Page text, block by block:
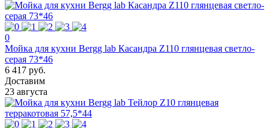
0
Мойка для кухни Bergg lab Касандра Z110 глянцевая светло-
серая 73*46
6 417 руб.
Доставим
23 августа